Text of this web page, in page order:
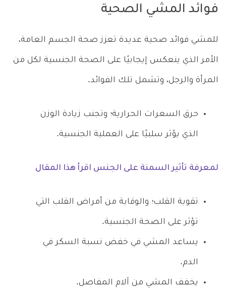
فوائد المشي الصحية
للمشي فوائد صحية عديدة تعزز صحة الجسم العامة،
الأمر الذي ينعكس إيجابيًا على الصحة الجنسية لكل من
المرأة والرجل، وتشمل تلك الفوائد.
حرق السعرات الحرارية؛ وتجنب زيادة الوزن
الذي يؤثر سلبيًا على العملية الجنسية.
لمعرفة تأثير السمنة على الجنس اقرأ هذا المقال
تقوية القلب؛ والوقاية من أمراض القلب التي
تؤثر على الصحة الجنسية.
يساعد المشي في خفض نسبة السكر في
الدم.
يخفف المشي من آلام المفاصل.